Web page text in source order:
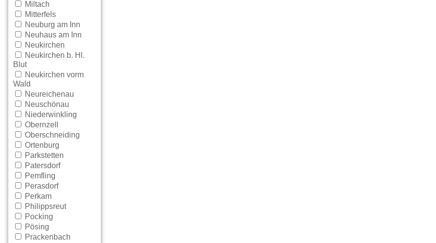
Miltach
Mitterfels
Neuburg am Inn
Neuhaus am Inn
Neukirchen
Neukirchen b. Hl.
Blut
Neukirchen vorm
Wald
Neureichenau
Neuschönau
Niederwinkling
Obernzell
Oberschneiding
Ortenburg
Parkstetten
Patersdorf
Pemfling
Perasdorf
Perkam
Philippsreut
Pocking
Pösing
Prackenbach